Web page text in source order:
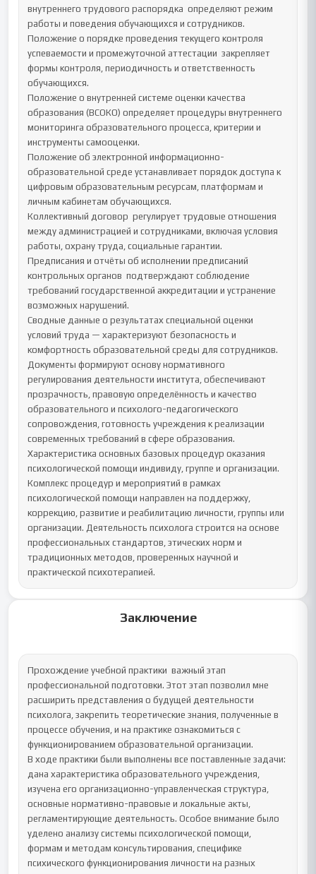
внутреннего трудового распорядка  определяют режим
работы и поведения обучающихся и сотрудников.
Положение о порядке проведения текущего контроля
успеваемости и промежуточной аттестации  закрепляет
формы контроля, периодичность и ответственность
обучающихся.
Положение о внутренней системе оценки качества
образования (ВСОКО) определяет процедуры внутреннего
мониторинга образовательного процесса, критерии и
инструменты самооценки.
Положение об электронной информационно-
образовательной среде устанавливает порядок доступа к
цифровым образовательным ресурсам, платформам и
личным кабинетам обучающихся.
Коллективный договор  регулирует трудовые отношения
между администрацией и сотрудниками, включая условия
работы, охрану труда, социальные гарантии.
Предписания и отчёты об исполнении предписаний
контрольных органов  подтверждают соблюдение
требований государственной аккредитации и устранение
возможных нарушений.
Сводные данные о результатах специальной оценки
условий труда — характеризуют безопасность и
комфортность образовательной среды для сотрудников.
Документы формируют основу нормативного
регулирования деятельности института, обеспечивают
прозрачность, правовую определённость и качество
образовательного и психолого-педагогического
сопровождения, готовность учреждения к реализации
современных требований в сфере образования.
Характеристика основных базовых процедур оказания
психологической помощи индивиду, группе и организации.
Комплекс процедур и мероприятий в рамках
психологической помощи направлен на поддержку,
коррекцию, развитие и реабилитацию личности, группы или
организации. Деятельность психолога строится на основе
профессиональных стандартов, этических норм и
традиционных методов, проверенных научной и
практической психотерапией.
Заключение
Прохождение учебной практики  важный этап
профессиональной подготовки. Этот этап позволил мне
расширить представления о будущей деятельности
психолога, закрепить теоретические знания, полученные в
процессе обучения, и на практике ознакомиться с
функционированием образовательной организации.
В ходе практики были выполнены все поставленные задачи:
дана характеристика образовательного учреждения,
изучена его организационно-управленческая структура,
основные нормативно-правовые и локальные акты,
регламентирующие деятельность. Особое внимание было
уделено анализу системы психологической помощи,
формам и методам консультирования, специфике
психического функционирования личности на разных